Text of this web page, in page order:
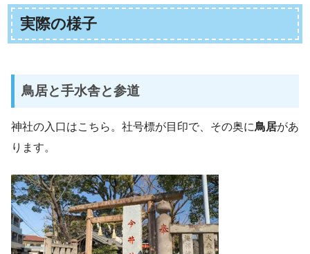
実際の様子
鳥居と手水舎と参道
神社の入口はこちら。社号標が目印で、その奥に鳥居があ
ります。